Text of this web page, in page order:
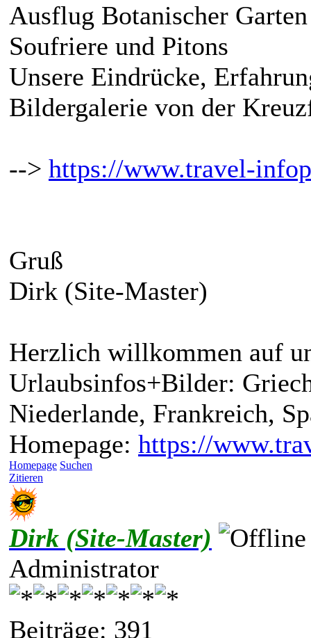
Ausflug Botanischer
Soufriere und Pitons
Unsere Eindrücke,
Bildergalerie von der
--> https://www.travel-
Gruß
Dirk (Site-Master)
Herzlich willkommen auf
Urlaubsinfos+Bilder:
Niederlande, Frankreich,
Homepage: https://
Homepage Suchen
Zitieren
Dirk (Site-Master)
Administrator
Beiträge: 391